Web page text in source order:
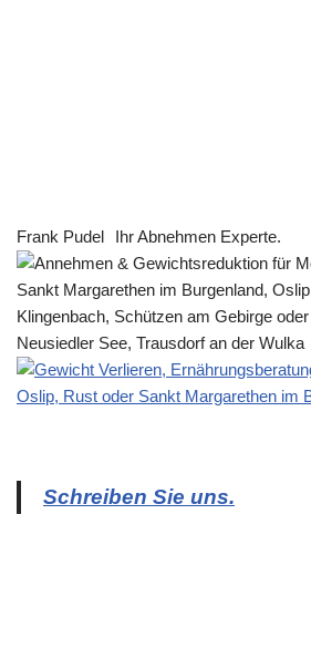
Frank Pudel Ihr Abnehmen Experte.
Schreiben Sie uns.